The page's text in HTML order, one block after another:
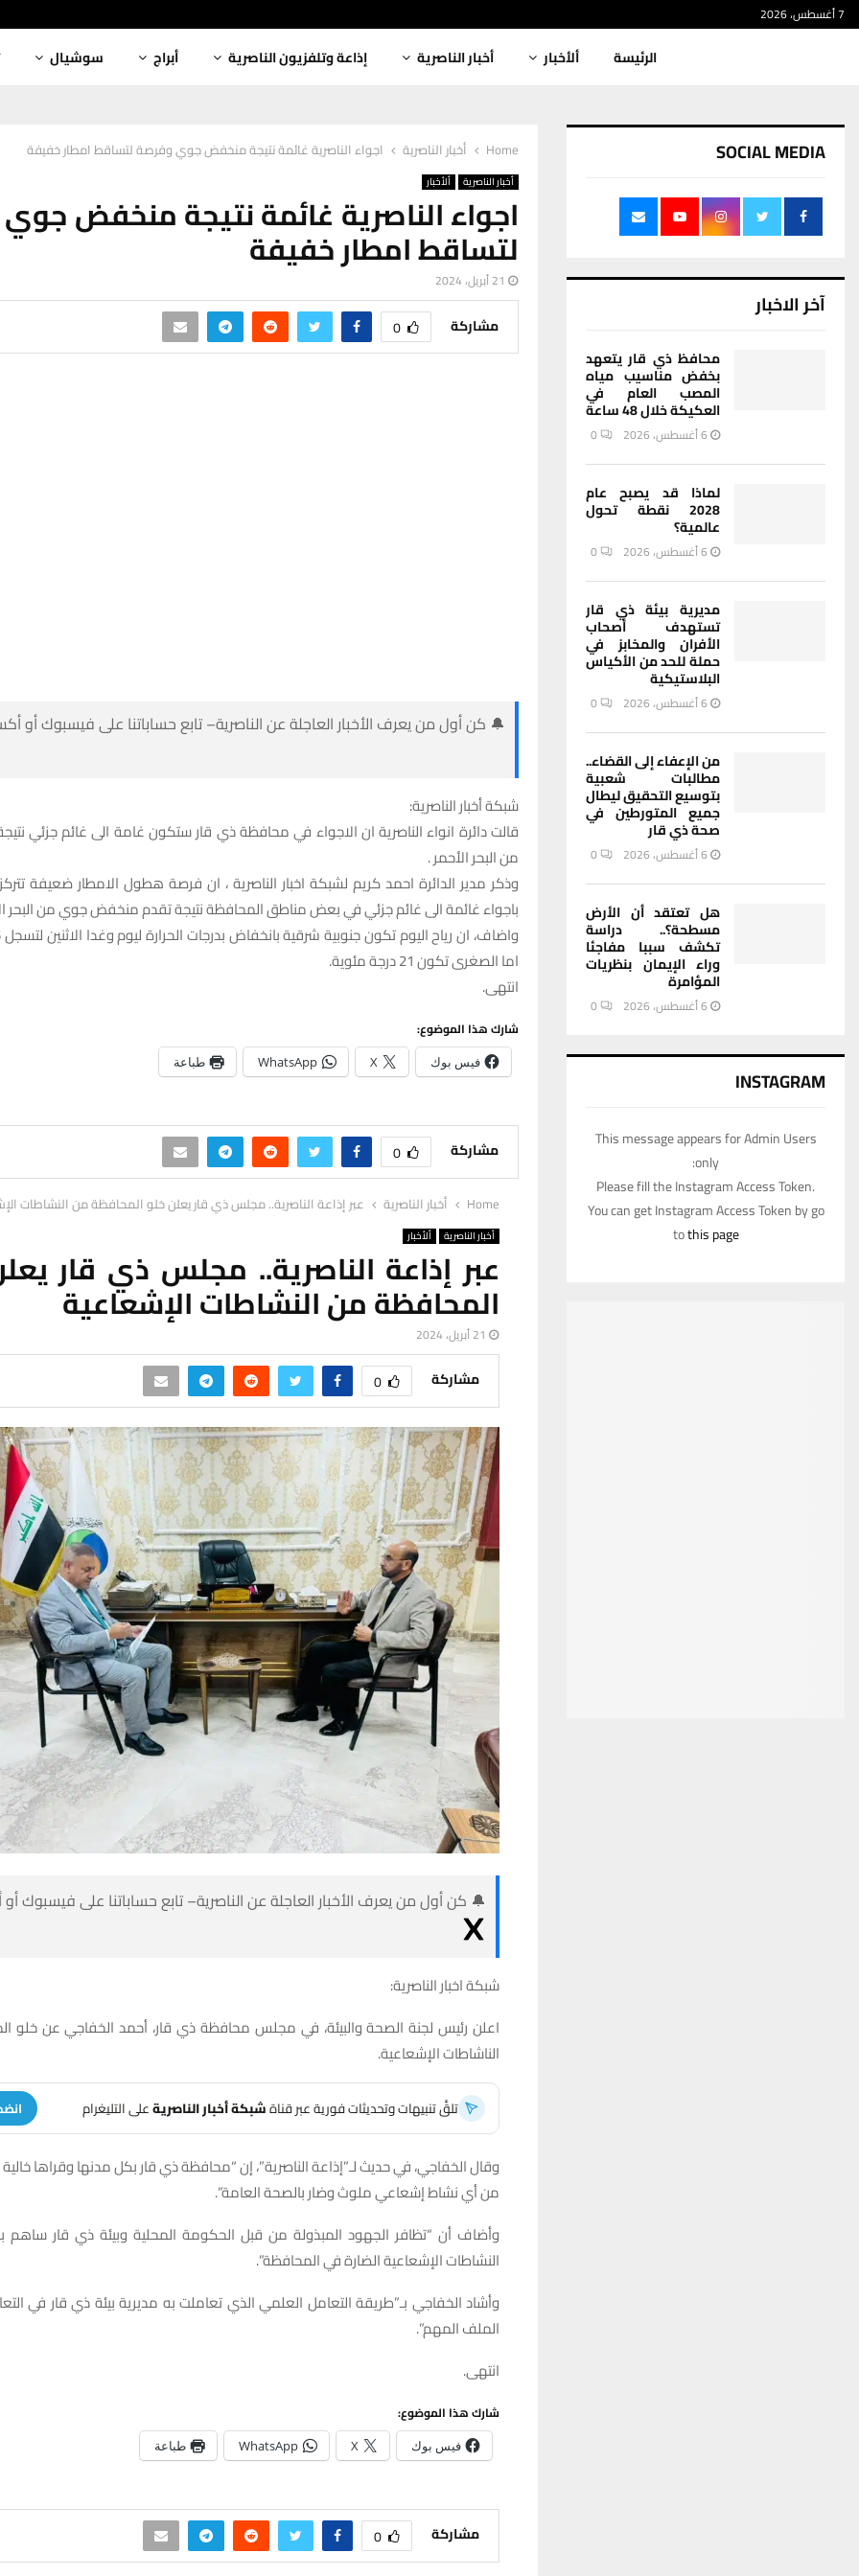
7 أغسطس، 2026
الرئيسة ألأخبار أخبار الناصرية إذاعة وتلفزيون الناصرية أبراج سوشيال
Home أخبار الناصرية اجواء الناصرية غائمة نتيجة منخفض جوي وفرصة لتساقط امطار خفيفة
أخبار الناصرية ألأخبار
اجواء الناصرية غائمة نتيجة منخفض
لتساقط امطار خفيفة
21 أبريل، 2024
مشاركة 0
🔔 كن أول من يعرف الأخبار العاجلة عن الناصرية– تابع حساباتنا على فيسبوك أو
شبكة أخبار الناصرية:
قالت دائرة انواء الناصرية ان الاجواء في محافظة ذي قار ستكون غامة الى غائم جزئي
من البحر الأحمر .
وذكر مدير الدائرة احمد كريم لشبكة اخبار الناصرية ، ان فرصة هطول الامطار ضعيفة
باجواء غائمة الى غائم جزئي في بعض مناطق المحافظة نتيجة تقدم منخفض جوي من البحر
اما الصغرى تكون 21 درجة مئوية.
انتهى.
شارك هذا الموضوع:
فيس بوك X
WhatsApp طباعة
مشاركة 0
Home أخبار الناصرية عبر إذاعة الناصرية.. مجلس ذي قار يعلن خلو المحافظة من النشاطات
أخبار الناصرية ألأخبار
عبر إذاعة الناصرية.. مجلس ذي قار
المحافظة من النشاطات الإشعاعية
21 أبريل، 2024
مشاركة 0
🔔 كن أول من يعرف الأخبار العاجلة عن الناصرية– تابع حساباتنا على فيسبوك
شبكة اخبار الناصرية:
اعلن رئيس لجنة الصحة والبيئة، في مجلس محافظة ذي قار، أحمد الخفاجي عن خلو
الناشاطات الإشعاعية.
تلقَّ تنبيهات وتحديثات فورية عبر قناةشبكة أخبار الناصريةعلى التليغرام
وقال الخفاجي، في حديث لـ”إذاعة الناصرية”، إن “محافظة ذي قار بكل مدنها وقراها
من أي نشاط إشعاعي ملوث وضار بالصحة العامة”.
وأضاف أن “تظافر الجهود المبذولة من قبل الحكومة المحلية وبيئة ذي قار ساهم
النشاطات الإشعاعية الضارة في المحافظة”.
وأشاد الخفاجي بـ”طريقة التعامل العلمي الذي تعاملت به مديرية بيئة ذي قار في
الملف المهم”.
انتهى.
شارك هذا الموضوع:
فيس بوك X
WhatsApp طباعة
مشاركة 0
SOCIAL MEDIA
آخر الاخبار
محافظ ذي قار يتعهد
بخفض مناسيب مياه
المصب العام في
العكيكة خلال 48 ساعة
6 أغسطس، 2026 0
لماذا قد يصبح عام
2028 نقطة تحول
عالمية؟
6 أغسطس، 2026 0
مديرية بيئة ذي قار
تستهدف أصحاب
الأفران والمخابز في
حملة للحد من الأكياس
البلاستيكية
6 أغسطس، 2026 0
من الإعفاء إلى القضاء..
مطالبات شعبية
بتوسيع التحقيق ليطال
جميع المتورطين في
صحة ذي قار
6 أغسطس، 2026 0
هل تعتقد أن الأرض
مسطحة؟.. دراسة
تكشف سببا مفاجئا
وراء الإيمان بنظريات
المؤامرة
6 أغسطس، 2026 0
INSTAGRAM
This message appears for Admin Users
only:
Please fill the Instagram Access Token.
You can get Instagram Access Token by go
tothis page